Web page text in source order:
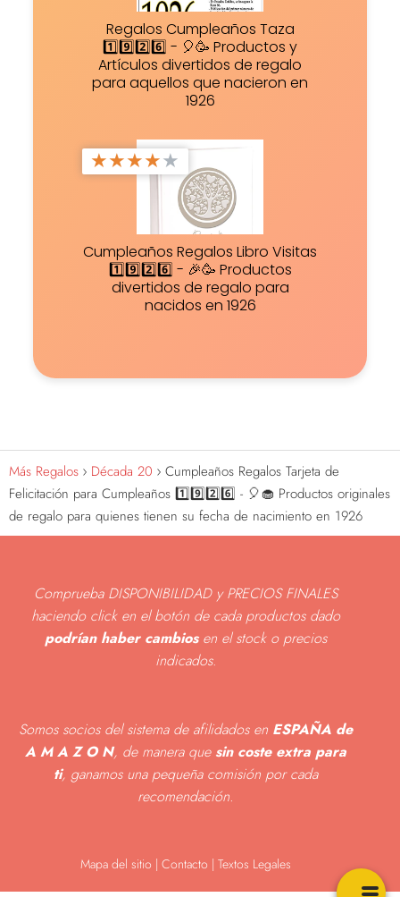
Regalos Cumpleaños Taza
1️⃣9️⃣2️⃣6️⃣ - 🎈🥳 Productos y
Artículos divertidos de regalo
para aquellos que nacieron en
1926
★★★★★
Cumpleaños Regalos Libro Visitas
1️⃣9️⃣2️⃣6️⃣ - 🎉🥳 Productos
divertidos de regalo para
nacidos en 1926
Más Regalos Década 20
Cumpleaños Regalos Tarjeta de
Felicitación para Cumpleaños 1️⃣9️⃣2️⃣6️⃣ - 🎈🧁 Productos originales
de regalo para quienes tienen su fecha de nacimiento en 1926
Comprueba DISPONIBILIDAD y PRECIOS FINALES
haciendo click en el botón de cada productos dado
podrían haber cambiosen el stock o precios
indicados.
Somos socios del sistema de afilidados en ESPAÑA de
A M A Z O N, de manera que sin coste extra para
ti, ganamos una pequeña comisión por cada
recomendación.
Mapa del sitio | Contacto | Textos Legales